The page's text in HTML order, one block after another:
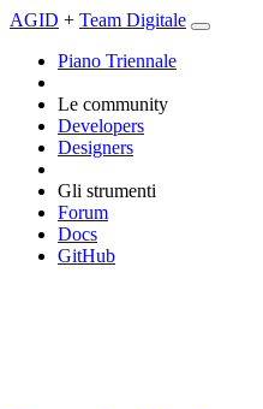
AGID + Team Digitale
Piano Triennale
Le community
Developers
Designers
Gli strumenti
Forum
Docs
GitHub